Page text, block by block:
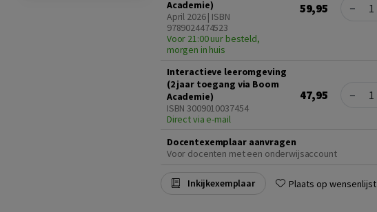
Academie)
April 2026 | ISBN
9789024474523
Voor 21:00 uur besteld,
morgen in huis
59,95 −
Interactieve leeromgeving
(2 jaar toegang via Boom
Academie)
ISBN 3009010037454
Direct via e-mail
47,95 Quantity
−
Docentexemplaar aanvragen
Voor docenten met een onderwijsaccount
Inkijkexemplaar Plaats op wensenlijst